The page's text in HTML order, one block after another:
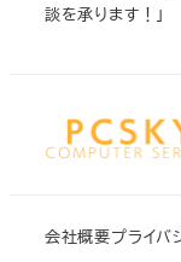
談を承ります！」
会社概要プライバ